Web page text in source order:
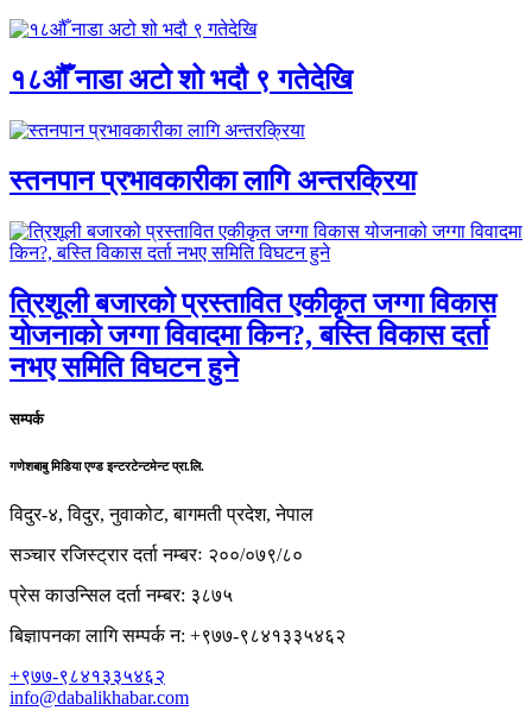
१८औँ नाडा अटो शो भदौ ९ गतेदेखि
स्तनपान प्रभावकारीका लागि अन्तरक्रिया
त्रिशूली बजारको प्रस्तावित एकीकृत जग्गा विकास
योजनाको जग्गा विवादमा किन?, बस्ति विकास दर्ता
नभए समिति विघटन हुने
सम्पर्क
गणेशबाबु मिडिया एण्ड इन्टरटेन्टमेन्ट प्रा.लि.
विदुर-४, विदुर, नुवाकोट, बागमती प्रदेश, नेपाल
सञ्चार रजिस्ट्रार दर्ता नम्बरः २००/०७९/८०
प्रेस काउन्सिल दर्ता नम्बर: ३८७५
बिज्ञापनका लागि सम्पर्क न: +९७७-९८४१३३५४६२
+९७७-९८४१३३५४६२
info@dabalikhabar.com